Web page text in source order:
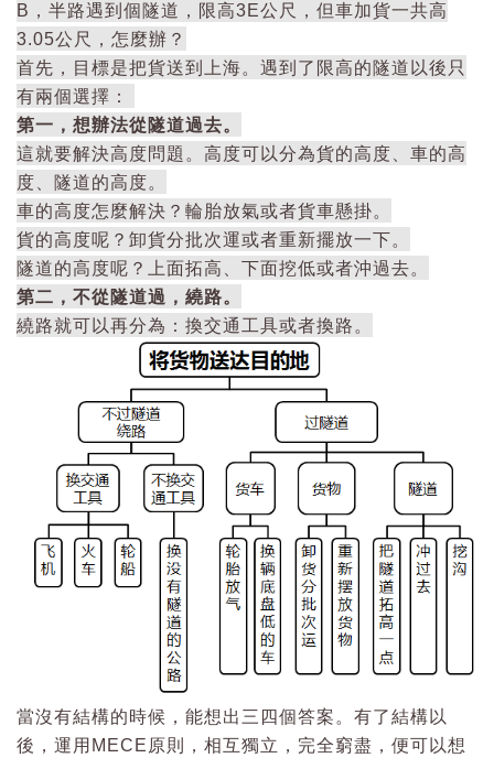
B，半路遇到個隧道，限高3E公尺，但車加貨一共高
3.05公尺，怎麼辦？
首先，目標是把貨送到上海。遇到了限高的隧道以後只
有兩個選擇：
第一，想辦法從隧道過去。
這就要解決高度問題。高度可以分為貨的高度、車的高
度、隧道的高度。
車的高度怎麼解決？輪胎放氣或者貨車懸掛。
貨的高度呢？卸貨分批次運或者重新擺放一下。
隧道的高度呢？上面拓高、下面挖低或者沖過去。
第二，不從隧道過，繞路。
繞路就可以再分為：換交通工具或者換路。
當沒有結構的時候，能想出三四個答案。有了結構以
後，運用MECE原則，相互獨立，完全窮盡，便可以想